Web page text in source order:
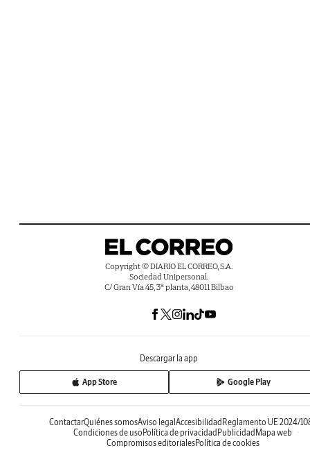
Copyright © DIARIO EL CORREO, S.A.
Sociedad Unipersonal.
C/ Gran Vía 45, 3ª planta, 48011 Bilbao
Descargar la app
App Store Google Play
ContactarQuiénes somosAviso legal Accesibilidad Reglamento UE 2024/
Condiciones de uso Política de privacidad Publicidad Mapa web
Compromisos editorialesPolítica de cookies